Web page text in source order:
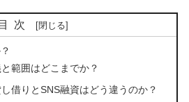
目次
範囲はどこまでか？
借りとSNS融資はどう違うのか？